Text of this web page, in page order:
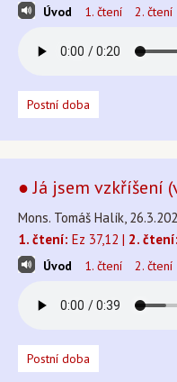
Úvod 1. čtení 2. čtení
Postní doba
● Já jsem vzkříšení
Mons. Tomáš Halík,
1. čtení: Ez 37,12 | 2. čtení:
Úvod 1. čtení 2. čtení
Postní doba